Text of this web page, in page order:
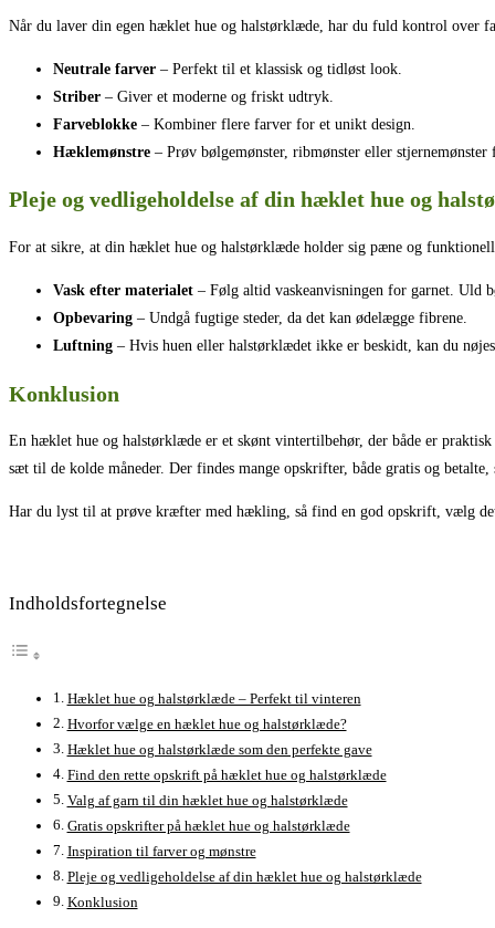
Når du laver din egen hæklet hue og halstørklæde, har du fuld kontrol over
Neutrale farver – Perfekt til et klassisk og tidløst look.
Striber – Giver et moderne og friskt udtryk.
Farveblokke – Kombiner flere farver for et unikt design.
Hæklemønstre – Prøv bølgemønster, ribmønster eller stjernemønster
Pleje og vedligeholdelse af din hæklet hue og
For at sikre, at din hæklet hue og halstørklæde holder sig pæne og
Vask efter materialet – Følg altid vaskeanvisningen for garnet. Uld
Opbevaring – Undgå fugtige steder, da det kan ødelægge fibrene.
Luftning – Hvis huen eller halstørklædet ikke er beskidt, kan du
Konklusion
En hæklet hue og halstørklæde er et skønt vintertilbehør, der både er
sæt til de kolde måneder. Der findes mange opskrifter, både gratis og
Har du lyst til at prøve kræfter med hækling, så find en god opskrift, vælg
Indholdsfortegnelse
Hæklet hue og halstørklæde – Perfekt til vinteren
Hvorfor vælge en hæklet hue og halstørklæde?
Hæklet hue og halstørklæde som den perfekte gave
Find den rette opskrift på hæklet hue og halstørklæde
Valg af garn til din hæklet hue og halstørklæde
Gratis opskrifter på hæklet hue og halstørklæde
Inspiration til farver og mønstre
Pleje og vedligeholdelse af din hæklet hue og halstørklæde
Konklusion